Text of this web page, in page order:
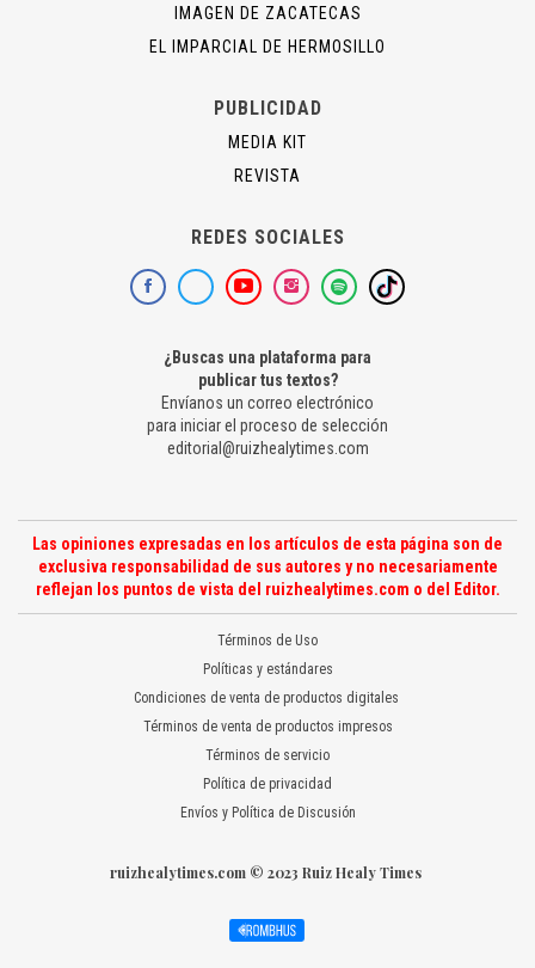
IMAGEN DE ZACATECAS
EL IMPARCIAL DE HERMOSILLO
PUBLICIDAD
MEDIA KIT
REVISTA
REDES SOCIALES
¿Buscas una plataforma para
publicar tus textos?
Envíanos un correo electrónico
para iniciar el proceso de selección
editorial@ruizhealytimes.com
Las opiniones expresadas en los artículos de esta página son de
exclusiva responsabilidad de sus autores y no necesariamente
reflejan los puntos de vista del ruizhealytimes.com o del Editor.
Términos de Uso
Políticas y estándares
Condiciones de venta de productos digitales
Términos de venta de productos impresos
Términos de servicio
Política de privacidad
Envíos y Política de Discusión
ruizhealytimes.com © 2023 Ruiz Healy Times